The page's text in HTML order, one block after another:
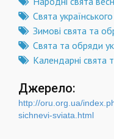
Свята
Зимові свята та
Свята та обряди
Календарні свята
Джерело:
http://oru.org.ua/
sichnevi-sviata.html